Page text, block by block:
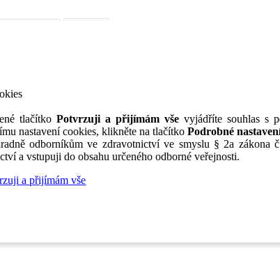
tlačítkoPotvrzuji a přijímám vše vyjádříte souhlas s
nastavení cookies, klikněte na tlačítko Podrobné
odborníkům ve zdravotnictví ve smyslu § 2a zákona
a vstupuji do obsahu určeného odborné veřejnosti.
a přijímám vše